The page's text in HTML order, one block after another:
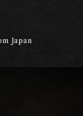
Japan